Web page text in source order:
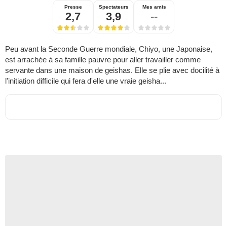
Presse
2,7
Spectateurs
3,9
Mes amis
--
Peu avant la Seconde Guerre mondiale, Chiyo, une Japonaise,
est arrachée à sa famille pauvre pour aller travailler comme
servante dans une maison de geishas. Elle se plie avec docilité à
l'initiation difficile qui fera d'elle une vraie geisha...